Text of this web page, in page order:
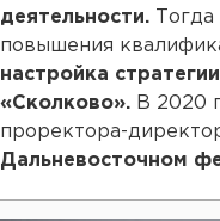
деятельности.
повышения
настройка
«Сколково». В 2020
проректора-
Дальневосточном